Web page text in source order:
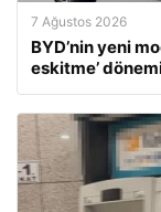
7 Ağustos 2026
BYD’nin yeni
eskitme’